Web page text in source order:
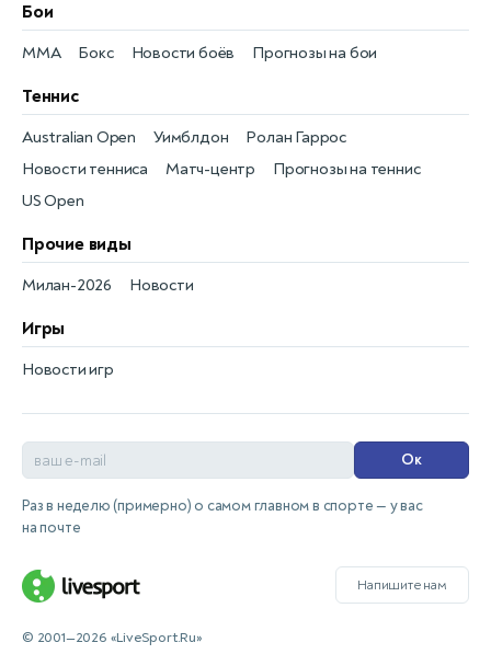
Бои
Новости боёв
MMA Прогнозы на бои
Бокс
Теннис
Новости тенниса
Australian Open
Матч-центр
Уимблдон
Прогнозы на теннис
Ролан Гаррос
US Open
Прочие виды
Новости
Милан-2026
Игры
Новости игр
Ок
Раз в неделю (примерно) о самом главном в спорте — у вас
на почте
Напишите нам
© 2001—2026 «LiveSport.Ru»